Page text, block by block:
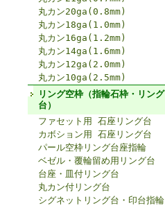
丸カン20ga(0.8mm)
丸カン18ga(1.0mm)
丸カン16ga(1.2mm)
丸カン14ga(1.6mm)
丸カン12ga(2.0mm)
丸カン10ga(2.5mm)
リング空枠（指輪石枠・リング
台）
ファセット用 石座リング台
カボション用 石座リング台
パール空枠リング台座指輪
ベゼル・覆輪留め用リング台
台座・皿付リング台
丸カン付リング台
シグネットリング台・印台指輪